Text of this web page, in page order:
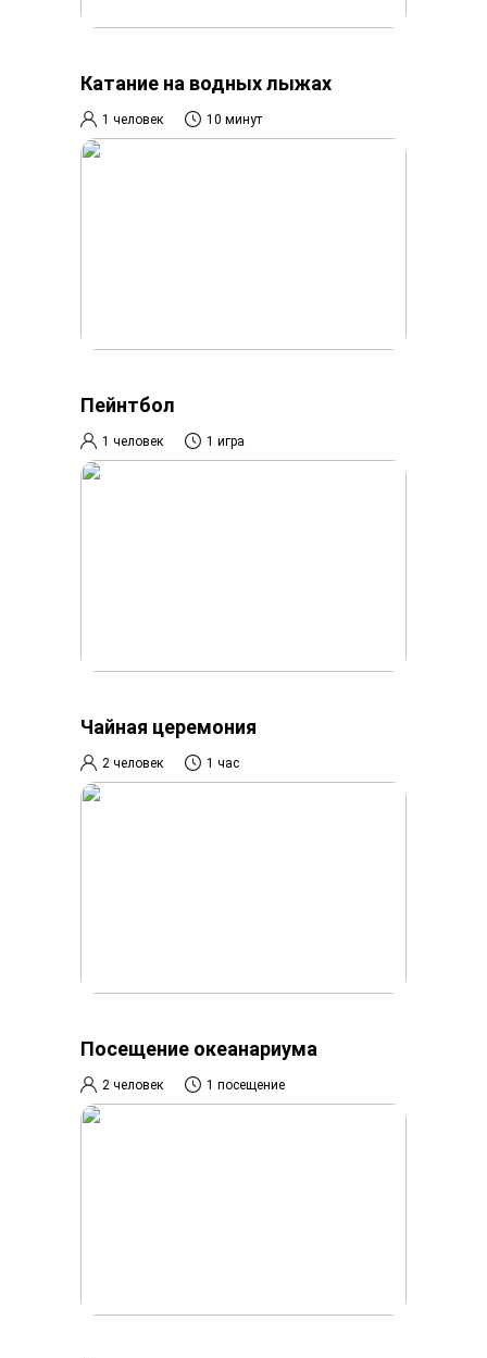
Катание на водных лыжах
1 человек 10 минут
Пейнтбол
1 человек 1 игра
Чайная церемония
2 человек 1 час
Посещение океанариума
2 человек 1 посещение